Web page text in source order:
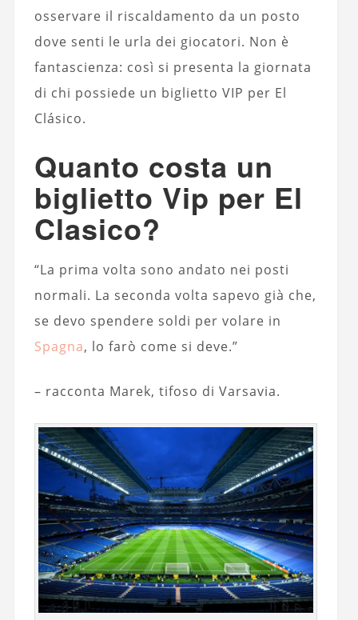
osservare il riscaldamento da un posto
dove senti le urla dei giocatori. Non è
fantascienza: così si presenta la giornata
di chi possiede un biglietto VIP per El
Clásico.
Quanto costa un
biglietto Vip per El
Clasico?
“La prima volta sono andato nei posti
normali. La seconda volta sapevo già che,
se devo spendere soldi per volare in
Spagna, lo farò come si deve.”
– racconta Marek, tifoso di Varsavia.